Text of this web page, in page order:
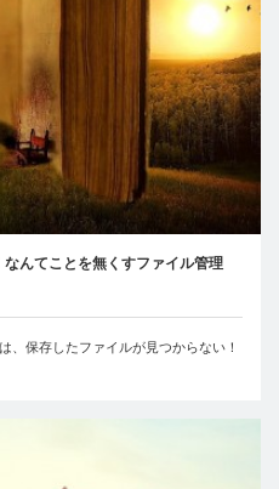
んてことを無くすファイル管理
、保存したファイルが見つからない！